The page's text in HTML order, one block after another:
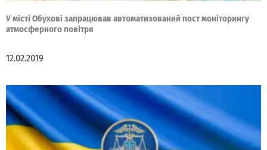
У місті Обухові запрацював автоматизований пост моніторингу
атмосферного повітря
12.02.2019